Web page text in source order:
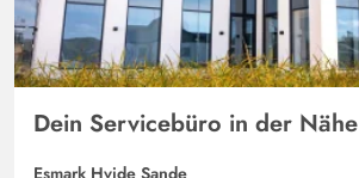
Dein Servicebüro in der Nähe